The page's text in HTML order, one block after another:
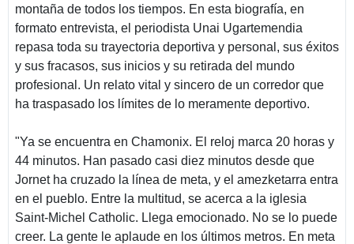
montaña de todos los tiempos. En esta biografía, en
formato entrevista, el periodista Unai Ugartemendia
repasa toda su trayectoria deportiva y personal, sus éxitos
y sus fracasos, sus inicios y su retirada del mundo
profesional. Un relato vital y sincero de un corredor que
ha traspasado los límites de lo meramente deportivo.
"Ya se encuentra en Chamonix. El reloj marca 20 horas y
44 minutos. Han pasado casi diez minutos desde que
Jornet ha cruzado la línea de meta, y el amezketarra entra
en el pueblo. Entre la multitud, se acerca a la iglesia
Saint-Michel Catholic. Llega emocionado. No se lo puede
creer. La gente le aplaude en los últimos metros. En meta